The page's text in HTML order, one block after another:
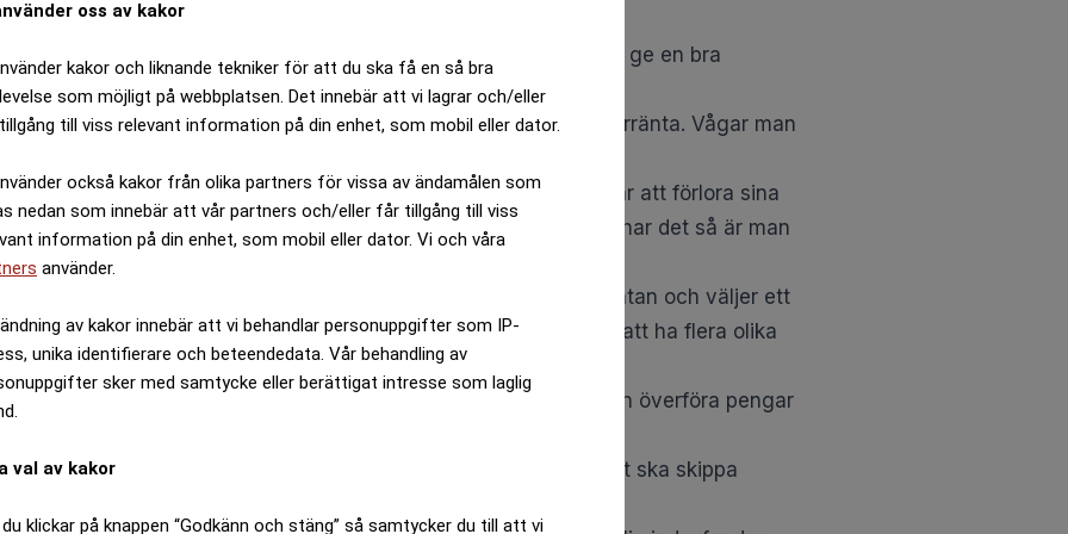
oss av kakor
kakor och liknande tekniker för att du ska få en så bra
som möjligt på webbplatsen. Det innebär att vi lagrar och/eller
till viss relevant information på din enhet, som mobil eller dator.
också kakor från olika partners för vissa av ändamålen som
nedan som innebär att vår partners och/eller får tillgång till viss
information på din enhet, som mobil eller dator. Vi och våra
använder.
av kakor innebär att vi behandlar personuppgifter som IP-
unika identifierare och beteendedata. Vår behandling av
sker med samtycke eller berättigat intresse som laglig
val av kakor
klickar på knappen “Godkänn och stäng” så samtycker du till att vi
för de har nollränta. Medan de mindre bankerna kan ge en bra
sparekonom på Compricer, till E55.
( upp till en miljon kronor) kan ge 0,8 procent i sparränta. Vågar man
procent i sparränta. Men då tar man en risk.
en hög risk men det ger också en hög ränta, så man riskerar att förlora sina
man väljer ett konto med insättningsgaranti. Så länge banken har det så är man
sikt, upp till två år så kan du få högre ränta om du binder räntan och väljer ett
vill du inte spara allt på lång sikt kan det istället vara smart att ha flera olika
olika ändamål. Ett för sparande på lång sikt och ett som du kan överföra pengar
Söderberg.
sikt, mer än två år så menar Christina Söderberg att man helt ska skippa